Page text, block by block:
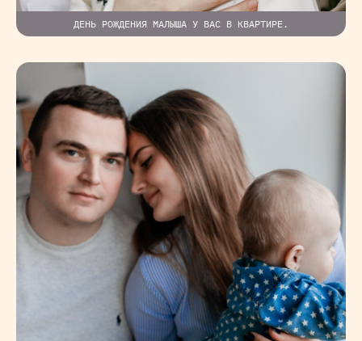
ДЕНЬ РОЖДЕНИЯ МАЛЫША У ВАС В КВАРТИРЕ.